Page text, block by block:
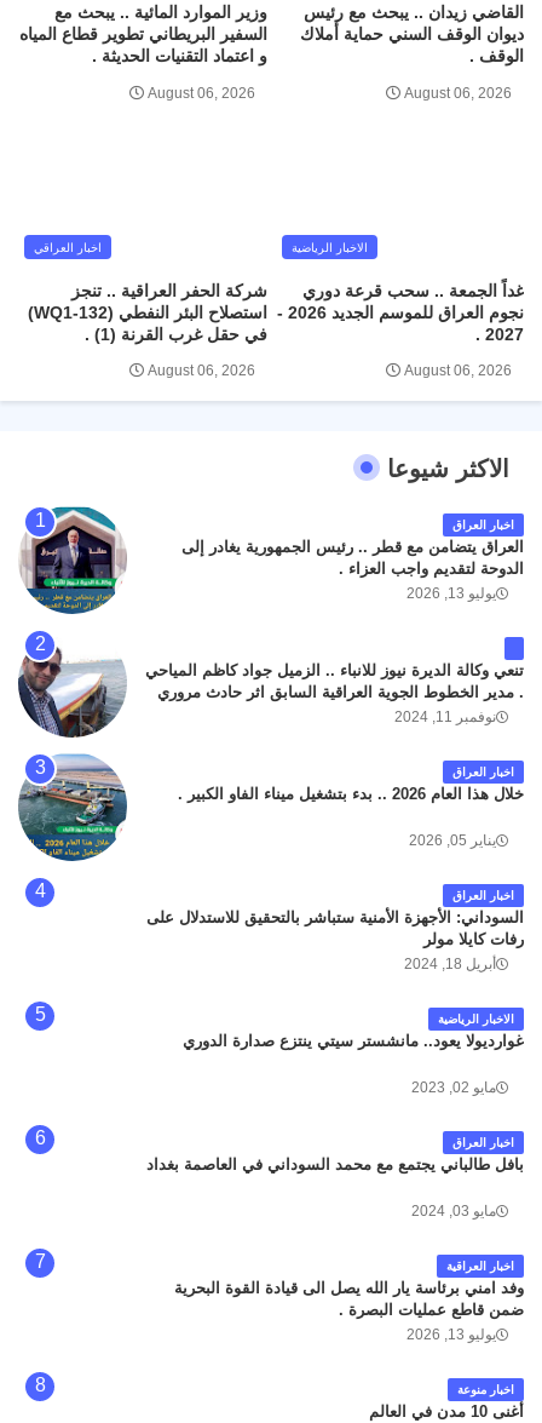
القاضي زيدان .. يبحث مع رئيس
ديوان الوقف السني حماية أملاك
الوقف .
August 06, 2026
وزير الموارد المائية .. يبحث مع
السفير البريطاني تطوير قطاع المياه
و اعتماد التقنيات الحديثة .
August 06, 2026
الاخبار الرياضية
غداً الجمعة .. سحب قرعة دوري
نجوم العراق للموسم الجديد 2026 -
2027 .
August 06, 2026
اخبار العراقي
شركة الحفر العراقية .. تنجز
استصلاح البئر النفطي (WQ1-132)
في حقل غرب القرنة (1) .
August 06, 2026
الاكثر شيوعا
اخبار العراق
العراق يتضامن مع قطر .. رئيس الجمهورية يغادر إلى
الدوحة لتقديم واجب العزاء .
يوليو 13, 2026
تنعي وكالة الديرة نيوز للانباء .. الزميل جواد كاظم المياحي
. مدير الخطوط الجوية العراقية السابق اثر حادث مروري
داخل مطار البصرة الدولي اليوم الاثنين على الطريق
كان سبب الحادث يعود لتصادم عجلته مع عجلة نوع كيا بنكو
تابعة لشركة الهلال الماسكة لإعمار مطار البصرة الدولي .
سائلين الله عز وجل ان يتغمد الفقيد بواسع رحمته ، و انا
نوفمبر 11, 2024
اخبار العراق
خلال هذا العام 2026 .. بدء بتشغيل ميناء الفاو الكبير .
يناير 05, 2026
اخبار العراق
السوداني: الأجهزة الأمنية ستباشر بالتحقيق للاستدلال على
رفات كايلا مولر
أبريل 18, 2024
الاخبار الرياضية
غوارديولا يعود.. مانشستر سيتي ينتزع صدارة الدوري
مايو 02, 2023
اخبار العراق
بافل طالباني يجتمع مع محمد السوداني في العاصمة بغداد
مايو 03, 2024
اخبار العراقية
وفد امني برئاسة يار الله يصل الى قيادة القوة البحرية
ضمن قاطع عمليات البصرة .
يوليو 13, 2026
اخبار منوعة
أغنى 10 مدن في العالم